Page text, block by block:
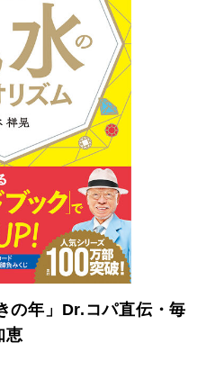
の年」Dr.コパ直伝・毎
恵